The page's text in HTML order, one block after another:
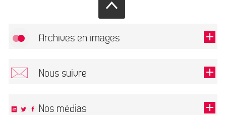
Archives en images
Nous suivre
Nos médias